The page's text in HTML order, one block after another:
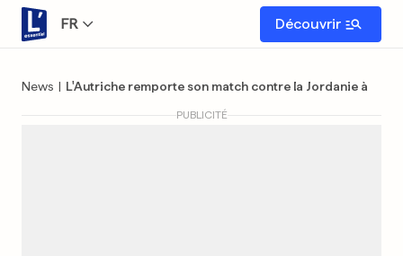
FR Découvrir
News | L'Autriche remporte son match contre la Jordanie à la
PUBLICITÉ